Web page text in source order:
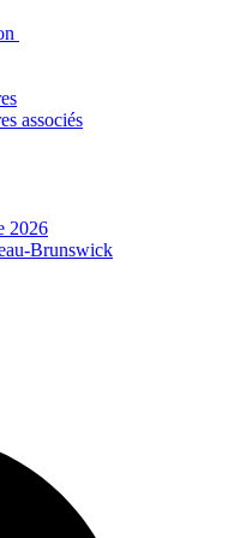
associés
2026
Brunswick